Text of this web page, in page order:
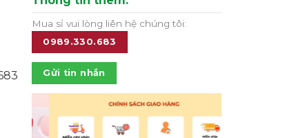
Mua sỉ vui lòng liên hệ chúng tôi:
0989.330.683
Gửi tin nhắn